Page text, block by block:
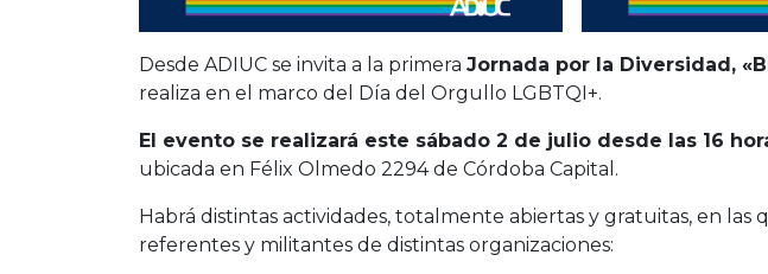
Desde ADIUC se invita a la primera Jornada por la Diversidad,
realiza en el marco del Día del Orgullo LGBTQI+.
El evento se realizará este sábado 2 de julio desde las 16
ubicada en Félix Olmedo 2294 de Córdoba Capital.
Habrá distintas actividades, totalmente abiertas y gratuitas, en las
referentes y militantes de distintas organizaciones: